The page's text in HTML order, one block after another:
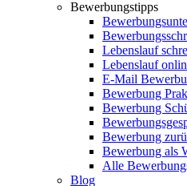
Bewerbungstipps
Lebenslauf
Lebenslauf
E-Mail
Bewerbung
Bewerbung
Bewerbung
Bewerbung als
Alle
Blog